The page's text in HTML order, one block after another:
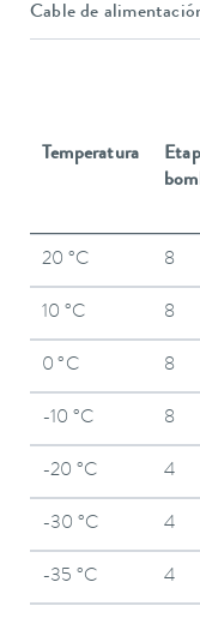
Cable de
Temperatura
20 °C 8
10 °C 8
0 °C 8
-10 °C 8
-20 °C 4
-30 °C 4
-35 °C 4